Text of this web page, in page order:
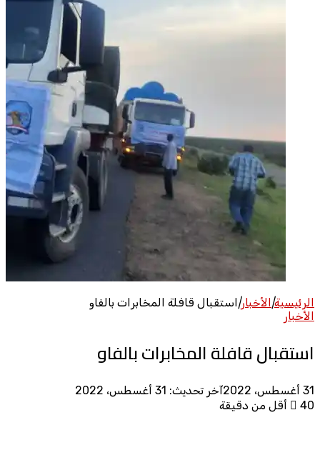
الرئيسية|الأخبار|استقبال قافلة المخابرات بالفاو
الأخبار
استقبال قافلة المخابرات بالفاو
31 أغسطس، 2022
آخر تحديث: 31 أغسطس، 2022
40
أقل من دقيقة